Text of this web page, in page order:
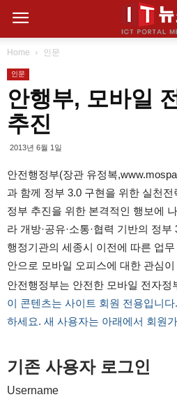
Home 인문
인문
안행부, 모바일
추진
2013년 6월 1일
안전행정부(장관 유정복
과 함께 정부 3.0 구현을 위한 실천
정부 추진을 위한 본격적인 행보에
라 개방·공유·소통·협력 기반의 정
행정기관의 세종시 이전에 따른 업
안으로 모바일 오피스에 대한 관심
안전행정부는 안전한 모바일 전자정
이 콘텐츠는 사이트 회원 전용입니
하세요. 새 사용자는 아래에서 회원
기존 사용자 로그인
Username